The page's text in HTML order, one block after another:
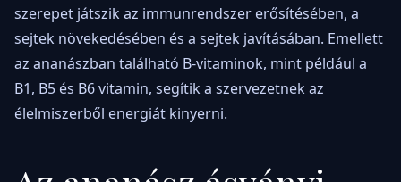
szerepet játszik az immunrendszer erősítésében, a
sejtek növekedésében és a sejtek javításában. Emellett
az ananászban található B-vitaminok, mint például a
B1, B5 és B6 vitamin, segítik a szervezetnek az
élelmiszerből energiát kinyerni.